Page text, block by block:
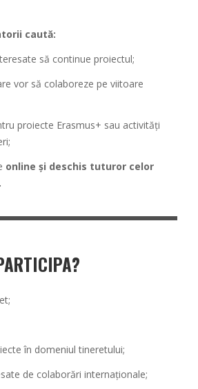
caută:
să continue proiectul;
vor să colaboreze pe viitoare
proiecte Erasmus+ sau activități
online și deschis tuturor celor
în domeniul tineretului;
de colaborări internaționale;